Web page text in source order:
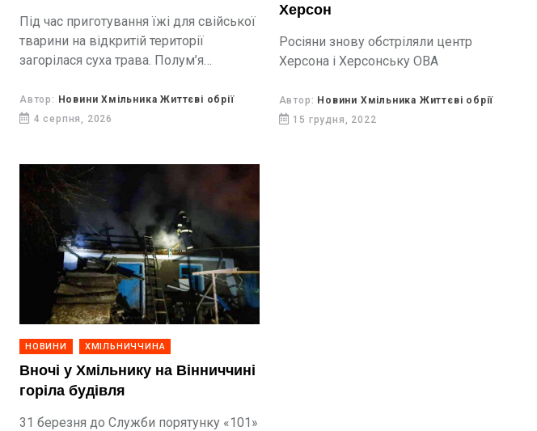
Під час приготування їжі для свійської
тварини на відкритій території
загорілася суха трава. Полум’я
будівлю.
Автор: Новини Хмільника Життєві обрії
4 серпня, 2026
Херсон
Росіяни знову обстріляли центр
Херсона і Херсонську ОВА
Автор: Новини Хмільника Життєві обрії
15 грудня, 2022
НОВИНИ ХМІЛЬНИЧЧИНА
Вночі у Хмільнику на Вінниччині
горіла будівля
31 березня до Служби порятунку «101»